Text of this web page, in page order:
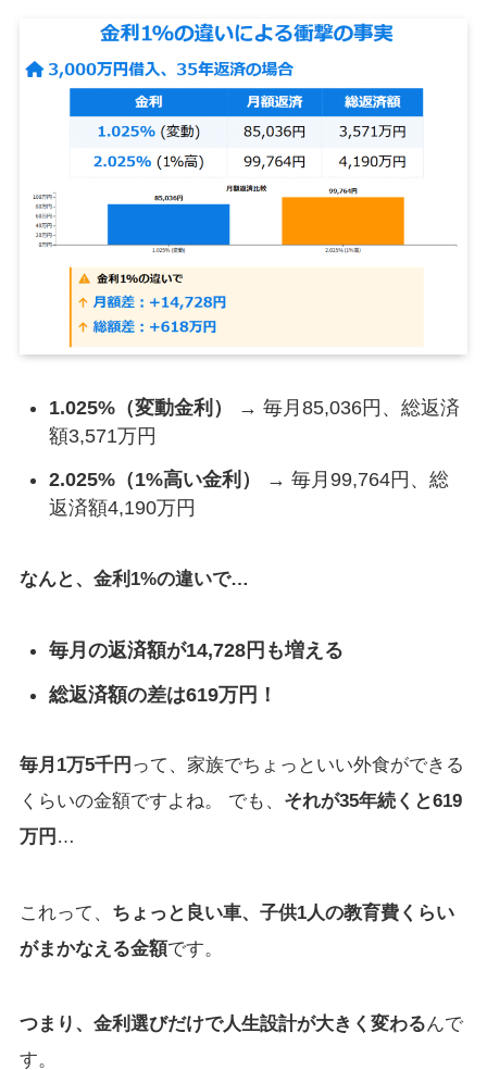
1.025%（変動金利）
→ 毎月85,036円、総返済
額3,571万円
2.025%（1%高い金利）
→ 毎月99,764円、総
返済額4,190万円
なんと、金利1%の違いで…
毎月の返済額が14,728円も増える
総返済額の差は619万円！
毎月1万5千円 って、家族でちょっといい外食ができる
くらいの金額ですよね。 でも、 それが35年続くと619
万円 …
これって、 ちょっと良い車、子供1人の教育費くらい
がまかなえる金額です。
つまり、金利選びだけで人生設計が大きく変わるんで
す。